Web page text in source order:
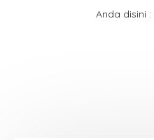
Anda disini :